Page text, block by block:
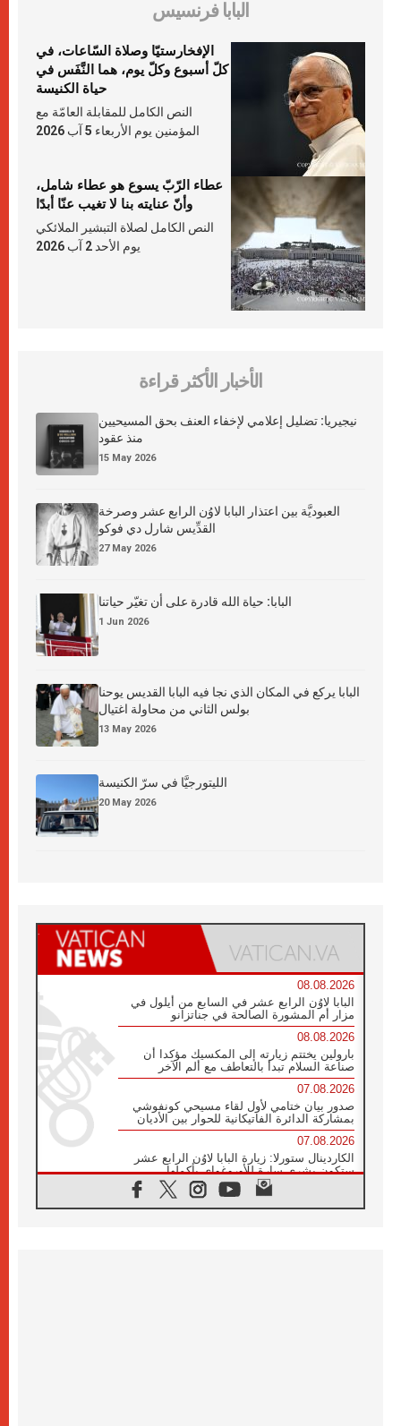
البابا فرنسيس
الإفخارستيّا وصلاة السّاعات، في
كلّ أسبوع وكلّ يوم، هما النَّفَس في
حياة الكنيسة
النص الكامل للمقابلة العامّة مع
المؤمنين يوم الأربعاء 5 آب 2026
عطاء الرّبّ يسوع هو عطاء شامل،
وأنّ عنايته بنا لا تغيب عنّا أبدًا
النص الكامل لصلاة التبشير الملائكي
يوم الأحد 2 آب 2026
الأخبار الأكثر قراءة
نيجيريا: تضليل إعلامي لإخفاء العنف بحق المسيحيين
منذ عقود
15 May 2026
العبوديَّة بين اعتذار البابا لاوُن الرابع عشر وصرخة
القدِّيس شارل دي فوكو
27 May 2026
البابا: حياة الله قادرة على أن تغيّر حياتنا
1 Jun 2026
البابا يركع في المكان الذي نجا فيه البابا القديس يوحنا
بولس الثاني من محاولة اغتيال
13 May 2026
الليتورجيَّا في سرّ الكنيسة
20 May 2026
08.08.2026
البابا لاوُن الرابع عشر في السابع من أيلول في
مزار أم المشورة الصالحة في جناتزانو
08.08.2026
بارولين يختتم زيارته إلى المكسيك مؤكدا أن
صناعة السلام تبدأ بالتعاطف مع ألم الآخر
07.08.2026
صدور بيان ختامي لأول لقاء مسيحي كونفوشي
بمشاركة الدائرة الفاتيكانية للحوار بين الأديان
07.08.2026
الكاردينال ستورلا: زيارة البابا لاوُن الرابع عشر
ستكون بشرى سارة للأوروغواي بأكملها
الفاتيكان يعلن برنامج الزيارة الرسولية للبابا لاوُن